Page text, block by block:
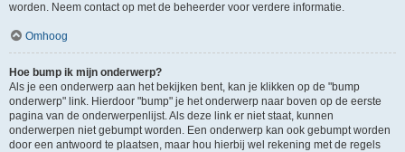
worden. Neem contact op met de beheerder voor verdere informatie.
Omhoog
Hoe bump ik mijn onderwerp?
Als je een onderwerp aan het bekijken bent, kan je klikken op de "bump
onderwerp" link. Hierdoor "bump" je het onderwerp naar boven op de eerste
pagina van de onderwerpenlijst. Als deze link er niet staat, kunnen
onderwerpen niet gebumpt worden. Een onderwerp kan ook gebumpt worden
door een antwoord te plaatsen, maar hou hierbij wel rekening met de regels